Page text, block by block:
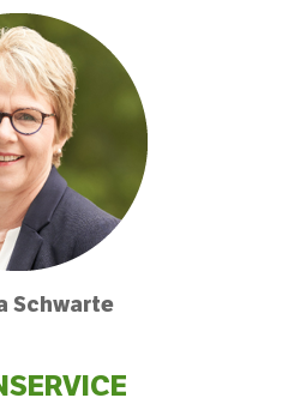
Schwarte